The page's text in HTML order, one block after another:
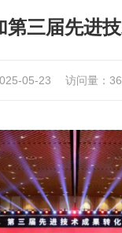
第三届先进
05-23 访问量：